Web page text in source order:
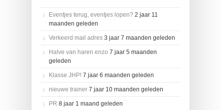
Eventjes terug, eventjes lopen? 2 jaar 11
maanden geleden
Verkeerd mail adres 3 jaar 7 maanden geleden
Halve van haren enzo 7 jaar 5 maanden
geleden
Klasse JHP! 7 jaar 6 maanden geleden
nieuwe trainer 7 jaar 10 maanden geleden
PR 8 jaar 1 maand geleden